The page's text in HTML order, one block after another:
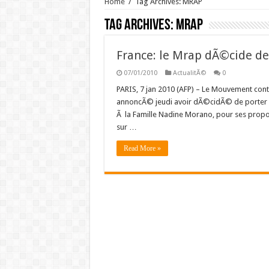
Tag Archives: MRAP
France: le Mrap dÃ©cide
07/01/2010 ActualitÃ© 0
PARIS, 7 jan 2010 (AFP) – Le Mouvement
annoncÃ© jeudi avoir dÃ©cidÃ© de porter
Ã la Famille Nadine Morano, pour ses
sur …
Read More »